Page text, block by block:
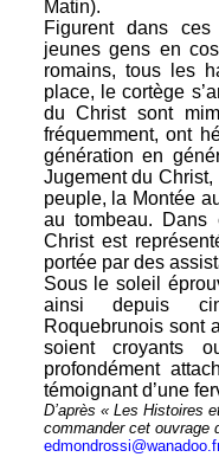
Matin).
Figurent dans
jeunes gens en
romains, tous les
place, le cortège
du Christ sont
fréquemment, ont
génération en
Jugement du
peuple, la Montée
au tombeau. Dans
Christ est
portée par des
Sous le soleil
ainsi depuis
Roquebrunois sont
soient croyants
profondément
témoignant d’une
D’après « Les Histoires
commander cet ouvrage